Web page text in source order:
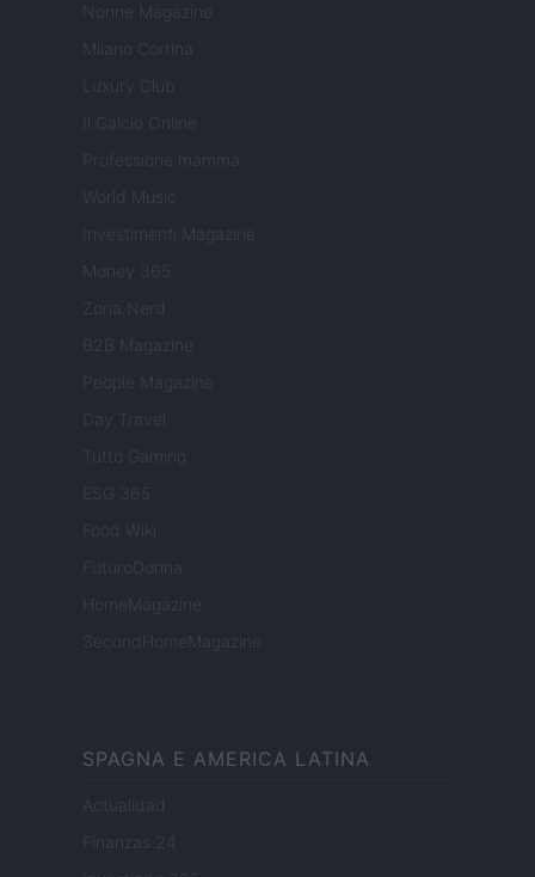
Nonne Magazine
Milano Cortina
Luxury Club
Il Calcio Online
Professione mamma
World Music
Investimenti Magazine
Money 365
Zona Nerd
B2B Magazine
People Magazine
Day Travel
Tutto Gaming
ESG 365
Food Wiki
FuturoDonna
HomeMagazine
SecondHomeMagazine
SPAGNA E AMERICA LATINA
Actualidad
Finanzas 24